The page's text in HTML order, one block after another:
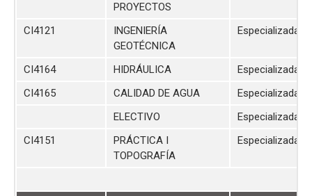
PROYECTOS
CI4121
INGENIERÍA
GEOTÉCNICA
Especializada
CI4164 HIDRÁULICA
Especializada
CI4165
CALIDAD DE AGUA
Especializada
ELECTIVO
Especializada
CI4151
PRÁCTICA I
TOPOGRAFÍA
Especializada